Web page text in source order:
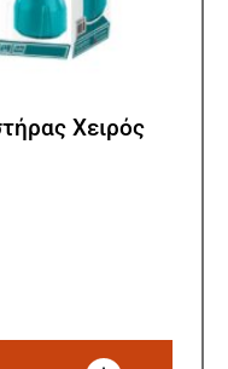
Χειρός